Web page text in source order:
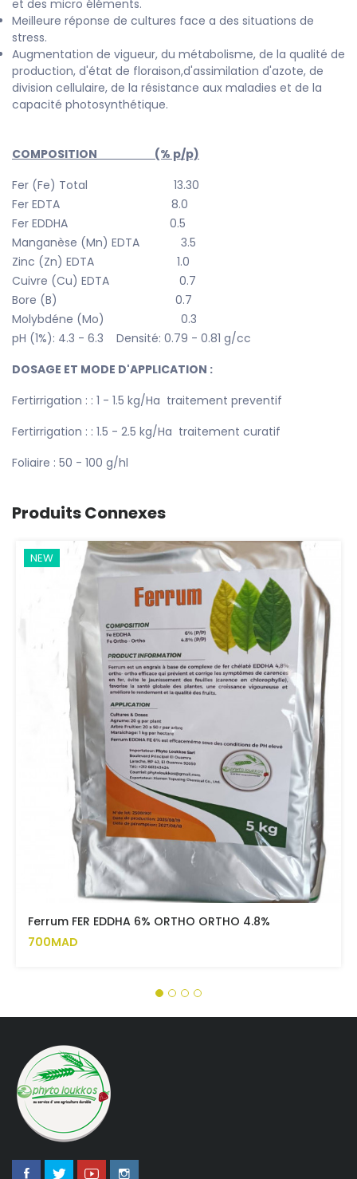
et des micro éléments.
Meilleure réponse de cultures face a des situations de
stress.
Augmentation de vigueur, du métabolisme, de la qualité de
production, d'état de floraison,d'assimilation d'azote, de
division cellulaire, de la résistance aux maladies et de la
capacité photosynthétique.
COMPOSITION (% p/p)
Fer (Fe) Total 13.30
Fer EDTA 8.0
Fer EDDHA 0.5
Manganèse (Mn) EDTA 3.5
Zinc (Zn) EDTA 1.0
Cuivre (Cu) EDTA 0.7
Bore (B) 0.7
Molybdéne (Mo) 0.3
pH (1%): 4.3 - 6.3 Densité: 0.79 - 0.81 g/cc
DOSAGE ET MODE D'APPLICATION :
Fertirrigation : : 1 - 1.5 kg/Ha traitement preventif
Fertirrigation : : 1.5 - 2.5 kg/Ha traitement curatif
Foliaire : 50 - 100 g/hl
Produits Connexes
NEW
Ferrum FER EDDHA 6% ORTHO ORTHO 4.8%
700MAD